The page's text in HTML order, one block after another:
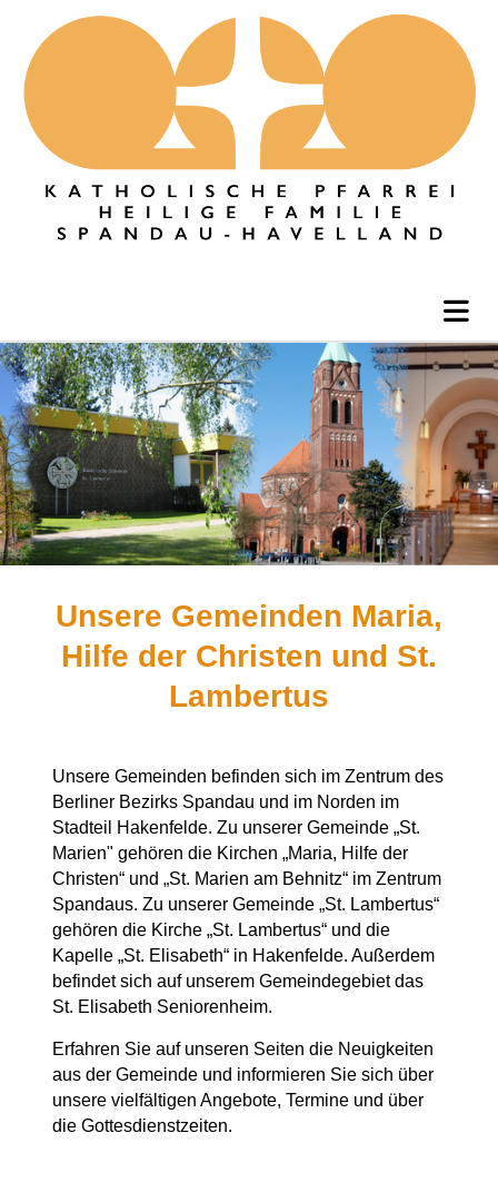
Unsere Gemeinden Maria,
Hilfe der Christen und St.
Lambertus
Unsere Gemeinden befinden sich im Zentrum des
Berliner Bezirks Spandau und im Norden im
Stadteil Hakenfelde. Zu unserer Gemeinde „St.
Marien" gehören die Kirchen „Maria, Hilfe der
Christen“ und „St. Marien am Behnitz“ im Zentrum
Spandaus. Zu unserer Gemeinde „St. Lambertus“
gehören die Kirche „St. Lambertus“ und die
Kapelle „St. Elisabeth“ in Hakenfelde. Außerdem
befindet sich auf unserem Gemeindegebiet das
St. Elisabeth Seniorenheim.
Erfahren Sie auf unseren Seiten die Neuigkeiten
aus der Gemeinde und informieren Sie sich über
unsere vielfältigen Angebote, Termine und über
die Gottesdienstzeiten.